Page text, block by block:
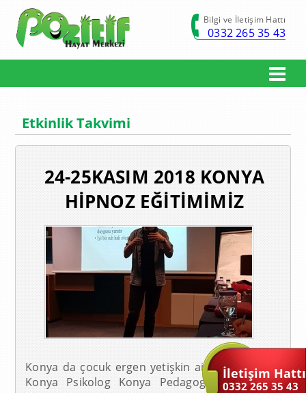
Bilgi ve İletişim Hattı
0332 265 35 43
Etkinlik Takvimi
24-25KASIM 2018 KONYA
HİPNOZ EĞİTİMİMİZ
Konya da çocuk ergen yetişkin aile olmak üzere
Konya Psikolog Konya Pedagog Konya Emdr
İletişim Hattı
0332 265 35 43